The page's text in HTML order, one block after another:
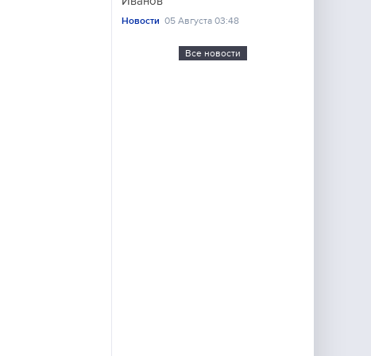
Новости 05 Августа 03:48
Все новости